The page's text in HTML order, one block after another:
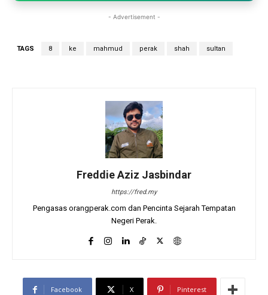
- Advertisement -
TAGS 8 ke mahmud perak shah sultan
Freddie Aziz Jasbindar
https://fred.my
Pengasas orangperak.com dan Pencinta Sejarah Tempatan
Negeri Perak.
Facebook X Pinterest